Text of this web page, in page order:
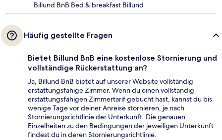
Billund BnB Bed & breakfast Billund
Häufig gestellte Fragen
Bietet Billund BnB eine kostenlose Stornierung und
vollständige Rückerstattung an?
Ja, Billund BnB bietet auf unserer Website vollständig
erstattungsfähige Zimmer. Wenn du einen vollständig
erstattungsfähigen Zimmertarif gebucht hast, kannst du bis
wenige Tage vor deiner Anreise stornieren, je nach
Stornierungsrichtlinie der Unterkunft. Die genauen
Einzelheiten zu den Bedingungen der jeweiligen Unterkunft
findest du in deren Stornierungsrichtlinie.